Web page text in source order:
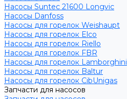
Насосы Suntec 21600 Longvic
Насосы Danfoss
Насосы для горелок Weishaupt
Насосы для горелок Elco
Насосы для горелок Riello
Насосы для горелок FBR
Насосы для горелок Lamborghini
Насосы для горелок Baltur
Насосы для горелок CibUnigas
Запчасти для насосов